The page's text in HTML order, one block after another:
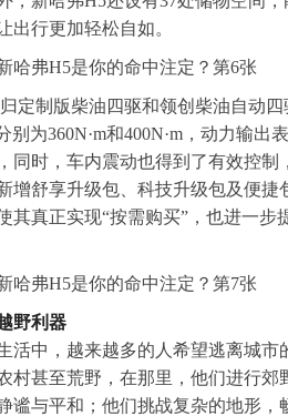
出行更加轻松自如。
定制版柴油四驱和领创柴油自动四
别为360N·m和400N·m，动力输出
同时，车内震动也得到了有效控制
增舒享升级包、科技升级包及便捷
其真正实现“按需购买”，也进一步
野利器
活中，越来越多的人希望逃离城市
村甚至荒野，在那里，他们进行郊
谧与平和；他们挑战复杂的地形，